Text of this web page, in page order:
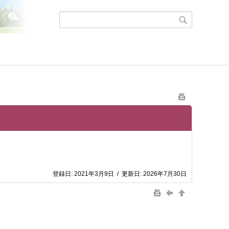
登録日: 2021年3月9日 / 更新日: 2026年7月30日